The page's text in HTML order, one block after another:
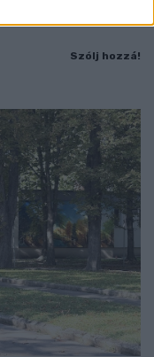
Szólj hozzá!